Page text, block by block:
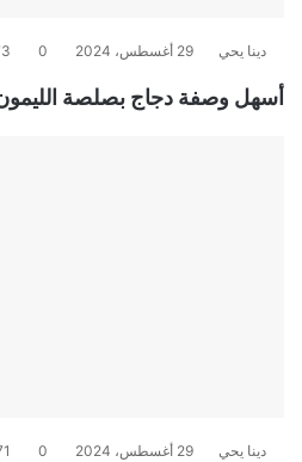
دينا يحي 29 أغسطس، 2024 0
أسهل وصفة دجاج بصلصة الليمون
دينا يحي 29 أغسطس، 2024 0